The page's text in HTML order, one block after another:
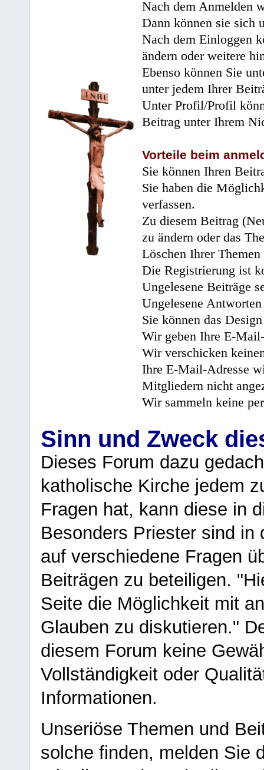
Nach dem Anmelden
Dann können sie sich
Nach dem Einloggen
ändern oder weitere
Ebenso können Sie
unter jedem Ihrer
Unter Profil/Profil
Beitrag unter Ihrem
Vorteile beim
Sie können Ihren
Sie haben die
verfassen.
Zu diesem Beitrag
zu ändern oder das
Löschen Ihrer
Die Registrierung ist
Ungelesene Beiträge
Ungelesene
Sie können das
Wir geben Ihre E-
Wir verschicken
Ihre E-Mail-Adresse
Mitgliedern nicht
Wir sammeln keine
Sinn und Zweck
Dieses Forum dazu
katholische Kirche jedem
Fragen hat, kann diese in
Besonders Priester sind in
auf verschiedene Fragen
Beiträgen zu beteiligen.
Seite die Möglichkeit mit
Glauben zu diskutieren."
diesem Forum keine
Vollständigkeit oder
Informationen.
Unseriöse Themen und
solche finden, melden Sie